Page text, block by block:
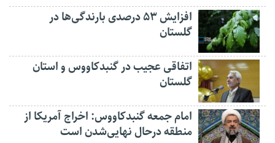
افزایش ۵۳ درصدی بارندگی‌ها در
گلستان
اتفاقی عجیب در‌ گنبدکاووس و استان
گلستان
امام جمعه گنبدکاووس: اخراج آمریکا از
منطقه درحال نهایی‌شدن است